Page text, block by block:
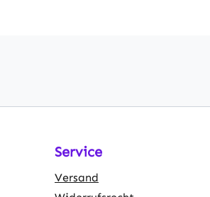
Service
Versand